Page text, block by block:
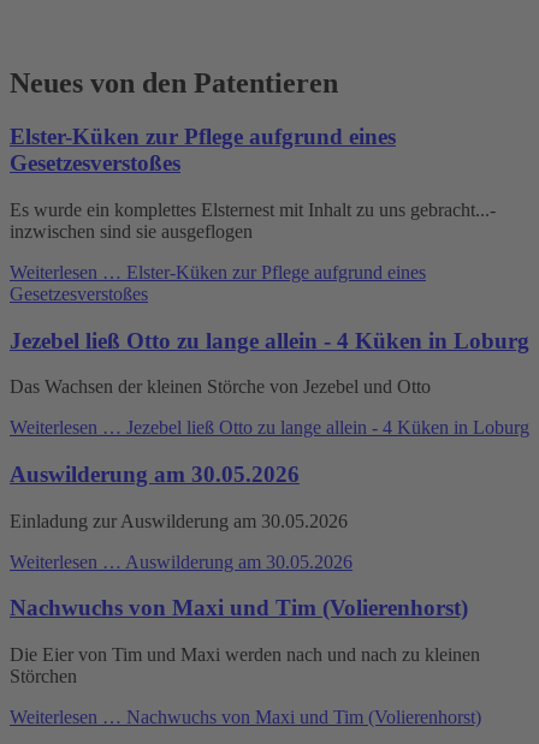
Neues von den Patentieren
Elster-Küken zur Pflege aufgrund eines
Gesetzesverstoßes
Es wurde ein komplettes Elsternest mit Inhalt zu uns gebracht...-
inzwischen sind sie ausgeflogen
Weiterlesen … Elster-Küken zur Pflege aufgrund eines
Gesetzesverstoßes
Jezebel ließ Otto zu lange allein - 4 Küken in Loburg
Das Wachsen der kleinen Störche von Jezebel und Otto
Weiterlesen … Jezebel ließ Otto zu lange allein - 4 Küken in Loburg
Auswilderung am 30.05.2026
Einladung zur Auswilderung am 30.05.2026
Weiterlesen … Auswilderung am 30.05.2026
Nachwuchs von Maxi und Tim (Volierenhorst)
Die Eier von Tim und Maxi werden nach und nach zu kleinen
Störchen
Weiterlesen … Nachwuchs von Maxi und Tim (Volierenhorst)